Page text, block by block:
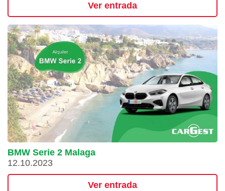
Ver entrada
BMW Serie 2 Malaga
12.10.2023
Ver entrada